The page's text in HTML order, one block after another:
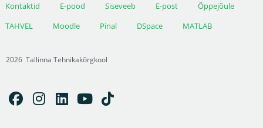
Kontaktid E-pood Siseveeb E-post
Õppejõule
TAHVEL
Moodle Pinal DSpace MATLAB
2026 Tallinna Tehnikakõrgkool